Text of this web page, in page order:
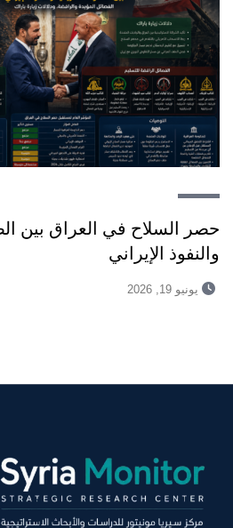
حصر السلاح في العراق بين
والنفوذ الإيراني
يونيو 19, 2026